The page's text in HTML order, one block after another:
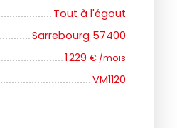
Tout à l'égout
Sarrebourg 57400
1 229 € /mois
VM1120